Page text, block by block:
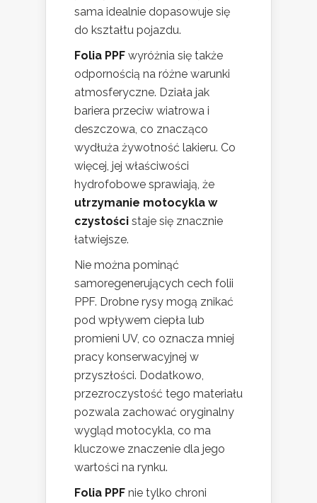
sama idealnie dopasowuje się
do kształtu pojazdu.
Folia PPF wyróżnia się także
odpornością na różne warunki
atmosferyczne. Działa jak
bariera przeciw wiatrowa i
deszczowa, co znacząco
wydłuża żywotność lakieru. Co
więcej, jej właściwości
hydrofobowe sprawiają, że
utrzymanie motocykla w
czystości staje się znacznie
łatwiejsze.
Nie można pominąć
samoregenerujących cech folii
PPF. Drobne rysy mogą znikać
pod wpływem ciepła lub
promieni UV, co oznacza mniej
pracy konserwacyjnej w
przyszłości. Dodatkowo,
przezroczystość tego materiału
pozwala zachować oryginalny
wygląd motocykla, co ma
kluczowe znaczenie dla jego
wartości na rynku.
Folia PPF nie tylko chroni